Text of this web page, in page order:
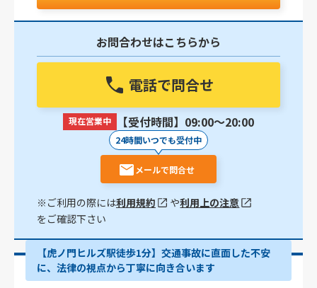
お問合わせはこちらから
電話で問合せ
現在営業中 【受付時間】09:00〜20:00
24時間いつでも受付中
メールで問合せ
※ご利用の際には利用規約 や利用上の注意
をご確認下さい
【虎ノ門ヒルズ駅徒歩1分】交通事故に直面した不安
に、法律の視点から丁寧に向き合います